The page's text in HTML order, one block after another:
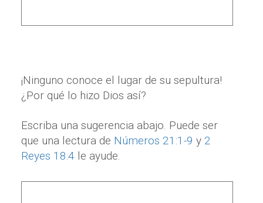
¡Ninguno conoce el lugar de su sepultura!
¿Por qué lo hizo Dios así?
Escriba una sugerencia abajo. Puede ser
que una lectura de Números 21:1-9 y 2
Reyes 18:4 le ayude.